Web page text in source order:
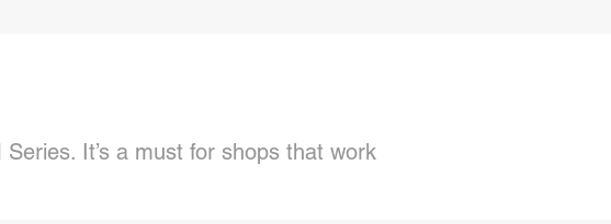
It’s a must for shops that work